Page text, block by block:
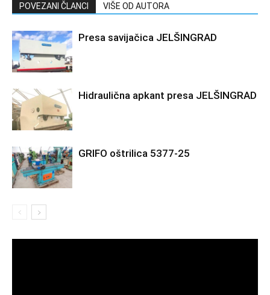
POVEZANI ČLANCI VIŠE OD AUTORA
Presa savijačica JELŠINGRAD
Hidraulična apkant presa JELŠINGRAD
GRIFO oštrilica 5377-25